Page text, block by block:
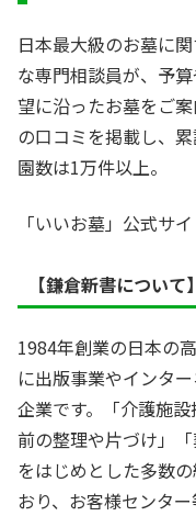
日本最大級のお墓に
な専門相談員が、予
望に沿ったお墓をご
の口コミを掲載し、
園数は1万件以上。
「いいお墓」公式
【鎌倉新書について】
1984年創業の日本の
に出版事業やインタ
企業です。「介護施
前の整理や片づけ」
をはじめとした多数
おり、お客様センタ